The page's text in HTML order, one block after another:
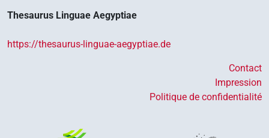
Thesaurus Linguae Aegyptiae
https://thesaurus-linguae-aegyptiae.de
Contact
Impression
Politique de confidentialité